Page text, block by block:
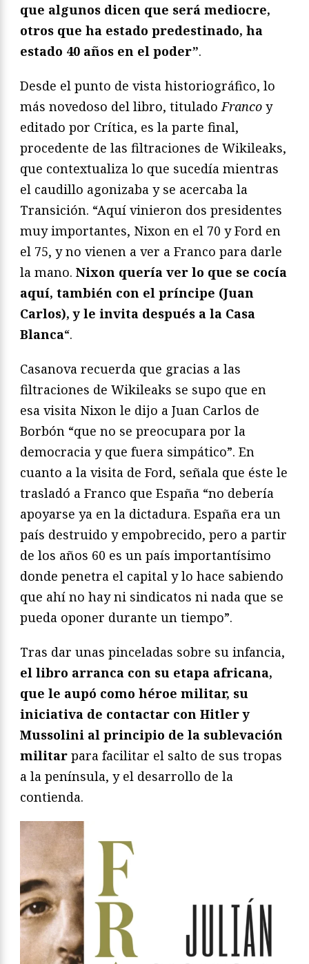
que algunos dicen que será mediocre,
otros que ha estado predestinado, ha
estado 40 años en el poder”.
Desde el punto de vista historiográfico, lo
más novedoso del libro, tituladoFranco y
editado por Crítica, es la parte final,
procedente de las filtraciones de Wikileaks,
que contextualiza lo que sucedía mientras
el caudillo agonizaba y se acercaba la
Transición. “Aquí vinieron dos presidentes
muy importantes, Nixon en el 70 y Ford en
el 75, y no vienen a ver a Franco para darle
la mano. Nixon quería ver lo que se cocía
aquí, también con el príncipe (Juan
Carlos), y le invita después a la Casa
Blanca“.
Casanova recuerda que gracias a las
filtraciones de Wikileaks se supo que en
esa visita Nixon le dijo a Juan Carlos de
Borbón “que no se preocupara por la
democracia y que fuera simpático”. En
cuanto a la visita de Ford, señala que éste le
trasladó a Franco que España “no debería
apoyarse ya en la dictadura. España era un
país destruido y empobrecido, pero a partir
de los años 60 es un país importantísimo
donde penetra el capital y lo hace sabiendo
que ahí no hay ni sindicatos ni nada que se
pueda oponer durante un tiempo”.
Tras dar unas pinceladas sobre su infancia,
el libro arranca con su etapa africana,
que le aupó como héroe militar, su
iniciativa de contactar con Hitler y
Mussolini al principio de la sublevación
militar para facilitar el salto de sus tropas
a la península, y el desarrollo de la
contienda.